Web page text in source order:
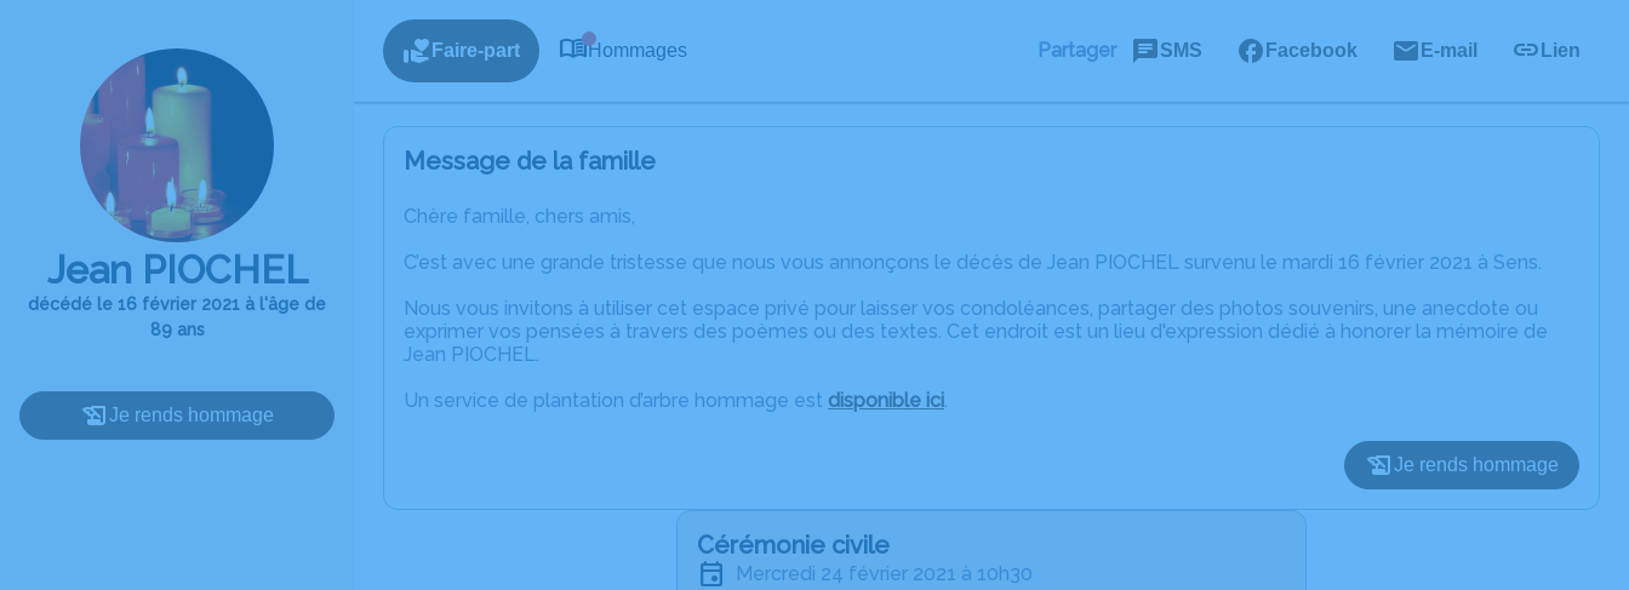
Jean PIOCHEL
décédé le 16 février 2021 à l'âge de
89 ans
Je rends hommage
Faire-part Hommages Partager SMS Facebook E-mail Lien
Message de la famille
Chère famille, chers amis,
C’est avec une grande tristesse que nous vous annonçons le décès de Jean PIOCHEL survenu le mardi 16 février 2021 à Sens.
Nous vous invitons à utiliser cet espace privé pour laisser vos condoléances, partager des photos souvenirs, une anecdote ou
exprimer vos pensées à travers des poèmes ou des textes. Cet endroit est un lieu d'expression dédié à honorer la mémoire de
Jean PIOCHEL.
Un service de plantation d’arbre hommage est disponible ici.
Je rends hommage
Cérémonie civile
mercredi 24 février 2021 à 10h30